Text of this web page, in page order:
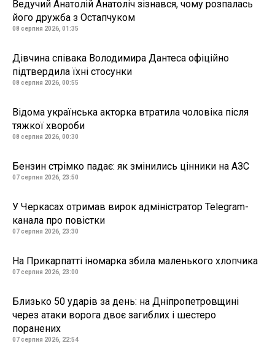
Ведучий Анатолій Анатоліч зізнався, чому розпалась
його дружба з Остапчуком
08 серпня 2026, 01:35
Дівчина співака Володимира Дантеса офіційно
підтвердила їхні стосунки
08 серпня 2026, 00:55
Відома українська акторка втратила чоловіка після
тяжкої хвороби
08 серпня 2026, 00:30
Бензин стрімко падає: як змінились цінники на АЗС
07 серпня 2026, 23:50
У Черкасах отримав вирок адміністратор Telegram-
канала про повістки
07 серпня 2026, 23:30
На Прикарпатті іномарка збила маленького хлопчика
07 серпня 2026, 23:00
Близько 50 ударів за день: на Дніпропетровщині
через атаки ворога двоє загиблих і шестеро
поранених
07 серпня 2026, 22:54